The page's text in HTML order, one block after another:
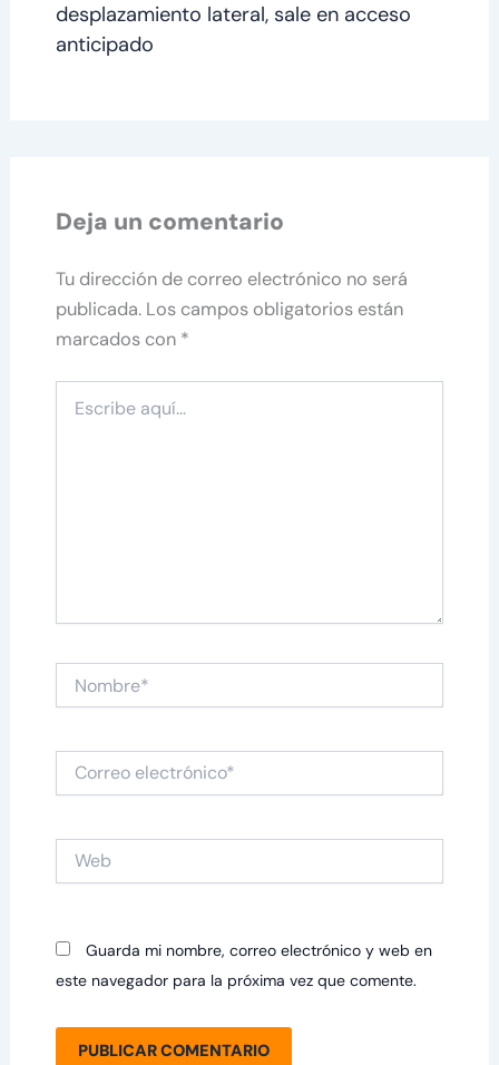
desplazamiento lateral, sale en acceso
anticipado
Deja un comentario
Tu dirección de correo electrónico no será
publicada. Los campos obligatorios están
marcados con *
aquí...
Correo
electrónico*
Guarda mi nombre, correo electrónico y web en
este navegador para la próxima vez que comente.